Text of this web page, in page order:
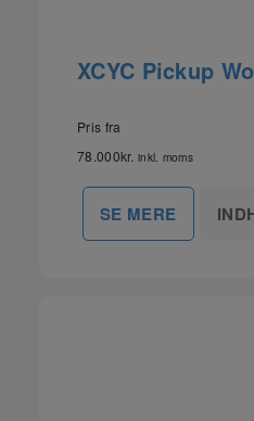
XCYC Pickup
Pris fra
78.000kr. inkl. moms
SE MERE